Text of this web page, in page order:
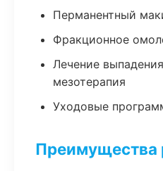
Перманентный
Фракционное
Лечение
мезотерапия
Уходовые
Преимущества